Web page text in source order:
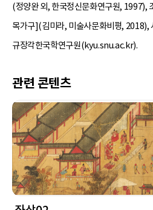
(정양완 외, 한국정신문화연구원, 1997),
목가구](김미라, 미술사문화비평, 2018),
규장각한국학연구원(kyu.snu.ac.kr).
관련 콘텐츠